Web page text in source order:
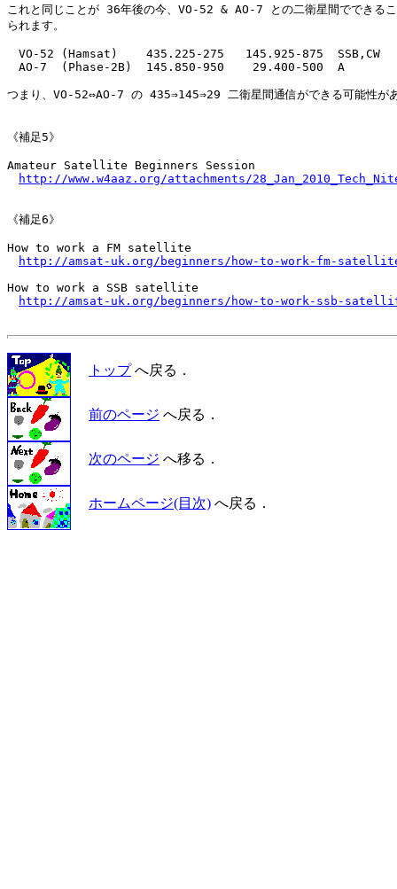
これと同じことが 36年後の今、VO-52 & AO-7 との二衛星間でできる
られます。
VO-52 (Hamsat)    435.225-275   145.925-875  SSB,CW
AO-7  (Phase-2B)  145.850-950    29.400-500  A
つまり、VO-52⇔AO-7 の 435⇒145⇒29 二衛星間通信ができる可能性が
《補足5》
Amateur Satellite Beginners Session
http://www.w4aaz.org/attachments/
《補足6》
How to work a FM satellite
http://amsat-uk.org/beginners/how-to-work-fm-
How to work a SSB satellite
http://amsat-uk.org/beginners/how-to-work-ssb-
トップへ戻る．
前のページ へ戻る．
次のページ へ移る．
ホームページ(目次) へ戻る．